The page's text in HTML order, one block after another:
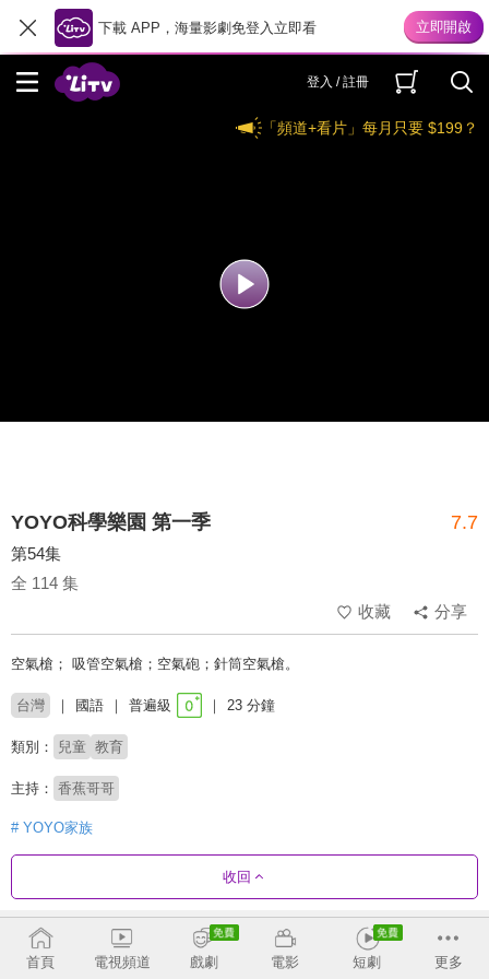
下載 APP，海量影劇免登入立即看
登入 / 註冊
「頻道+看片」每月只要 $199？
YOYO科學樂園 第一季 7.7
第54集
全 114 集
收藏
分享
空氣槍； 吸管空氣槍；空氣砲；針筒空氣槍。
台灣 國語 普遍級 23 分鐘
類別： 兒童 教育
主持： 香蕉哥哥
# YOYO家族
收回
劇集列表 正序
首頁 電視頻道 戲劇 電影 短劇 更多